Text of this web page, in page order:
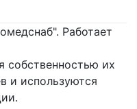
Работает
собственностью их
и используются